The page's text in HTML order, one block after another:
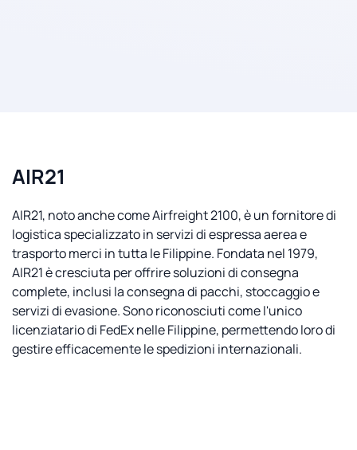
AIR21
AIR21, noto anche come Airfreight 2100, è un fornitore di
logistica specializzato in servizi di espressa aerea e
trasporto merci in tutta le Filippine. Fondata nel 1979,
AIR21 è cresciuta per offrire soluzioni di consegna
complete, inclusi la consegna di pacchi, stoccaggio e
servizi di evasione. Sono riconosciuti come l'unico
licenziatario di FedEx nelle Filippine, permettendo loro di
gestire efficacemente le spedizioni internazionali.